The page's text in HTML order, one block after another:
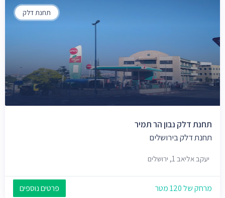
תחנת דלק
תחנת דלק נבון הר תמיר
תחנת דלק בירושלים
יעקב אליאב 1, ירושלים
מרחק של 120 מטר פרטים נוספים